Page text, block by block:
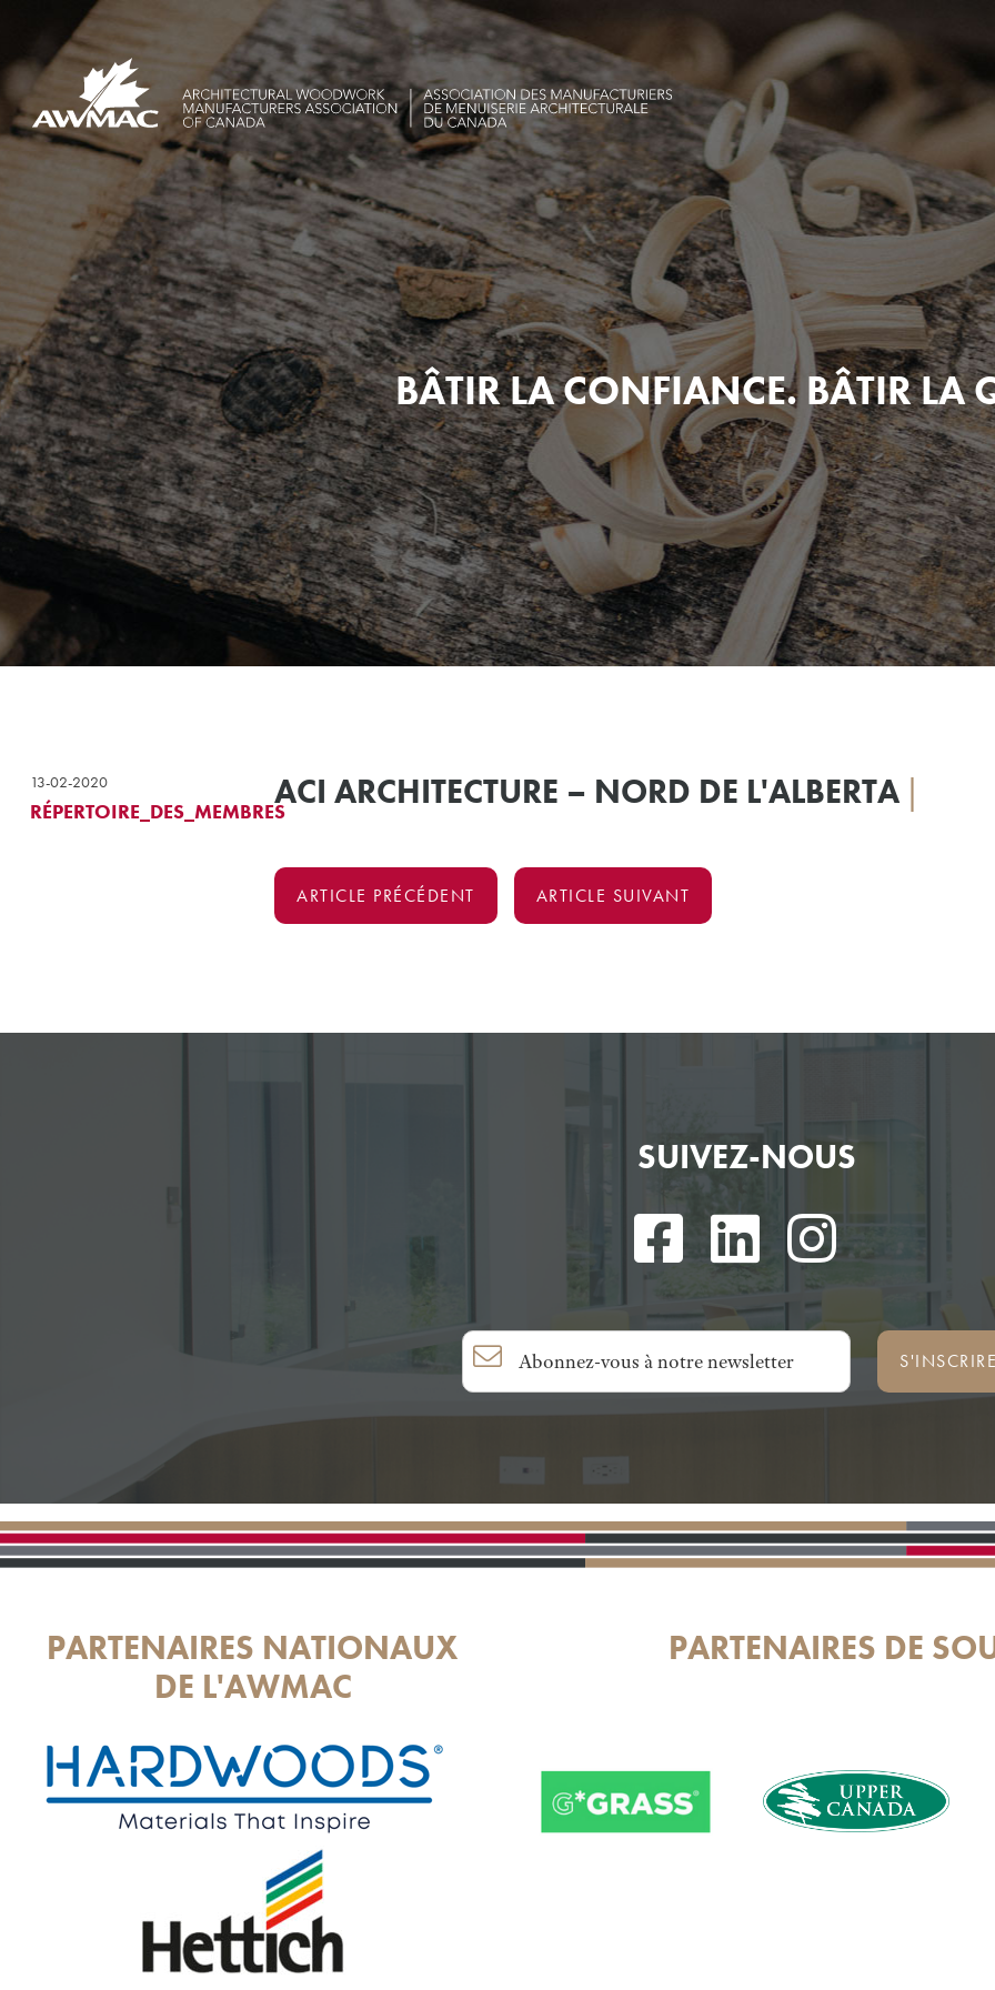
BÂTIR LA CONFIANCE. BÂTIR LA
13-02-2020
RÉPERTOIRE_DES_MEMBRESACI ARCHITECTURE – NORD DE L'ALBERTA |
ARTICLE PRÉCÉDENT ARTICLE SUIVANT
SUIVEZ-NOUS
PARTENAIRES NATIONAUX
DE L'AWMAC
PARTENAIRES DE